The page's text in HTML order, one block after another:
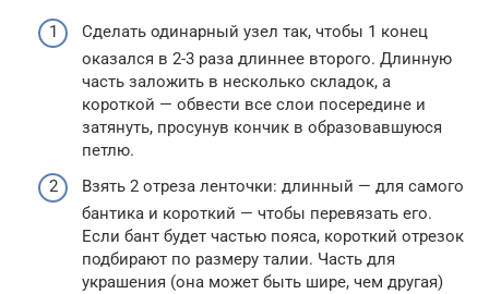
Сделать одинарный узел так, чтобы 1 конец
оказался в 2-3 раза длиннее второго. Длинную
часть заложить в несколько складок, а
короткой — обвести все слои посередине и
затянуть, просунув кончик в образовавшуюся
петлю.
Взять 2 отреза ленточки: длинный — для самого
бантика и короткий — чтобы перевязать его.
Если бант будет частью пояса, короткий отрезок
подбирают по размеру талии. Часть для
украшения (она может быть шире, чем другая)